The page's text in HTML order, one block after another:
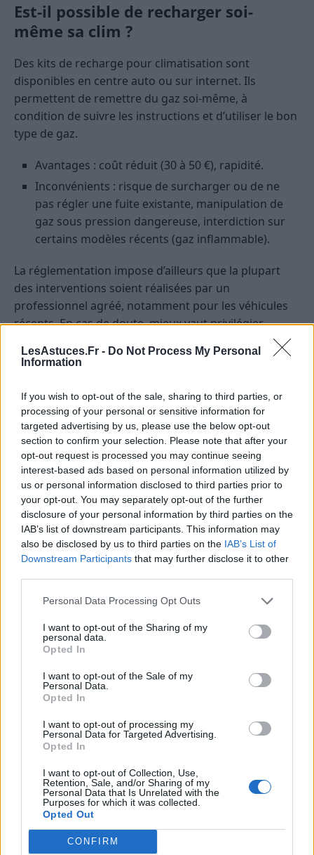
LesAstuces.Fr - Do Not Process My Personal
Information
If you wish to opt-out of the sale, sharing to third parties, or
processing of your personal or sensitive information for
targeted advertising by us, please use the below opt-out
section to confirm your selection. Please note that after your
opt-out request is processed you may continue seeing
interest-based ads based on personal information utilized by
us or personal information disclosed to third parties prior to
your opt-out. You may separately opt-out of the further
disclosure of your personal information by third parties on the
IAB’s list of downstream participants. This information may
also be disclosed by us to third parties on the IAB’s List of
Downstream Participants that may further disclose it to other
Personal Data Processing Opt Outs
I want to opt-out of the Sharing of my
personal data.
Opted In
I want to opt-out of the Sale of my
Personal Data.
Opted In
I want to opt-out of processing my
Personal Data for Targeted Advertising.
Opted In
I want to opt-out of Collection, Use,
Retention, Sale, and/or Sharing of my
Personal Data that Is Unrelated with the
Purposes for which it was collected.
Opted Out
CONFIRM
Est-il possible de recharger soi-
même sa clim ?
Des kits de recharge pour climatisation sont
disponibles en centre auto ou sur internet. Ils
permettent de remettre du gaz soi-même, à
condition de suivre les instructions et d’utiliser le bon
type de gaz.
Avantages : coût réduit (30 à 50 €), rapidité.
Inconvénients : risque de surcharger ou de ne
pas régler une fuite existante, manipulation de
gaz sous pression dangereuse, interdiction sur
certains modèles récents (gaz inflammable).
La réglementation impose d’ailleurs que la plupart
des interventions soient réalisées par un
professionnel agréé, notamment pour les véhicules
récents. En cas de doute, mieux vaut privilégier
réparation ?
Recharge simple :60 à 120 € en moyenne.
Diagnostic avec détection de fuite :30 à 80 €.
Changement de compresseur :400 à 1 200 €.
Remplacement du condenseur :200 à 600 €.
Réparation de fuite sur flexible/joint :50 à 250
€.
Désinfection de l’évaporateur : 30 à 60 €.
Les prix varient fortement selon le modèle de voiture,
le type de gaz et la disponibilité des pièces.
Peut-on rouler sans climatisation ?
En théorie, oui, mais cela impacte fortement le
confort, particulièrement en été ou lors des
fragiles. De plus, une climatisation en panne peut
entraîner une surconsommation de carburant si le
compresseur reste bloqué, et parfois des problèmes
de désembuage.
Pour ceux qui s’intéressent à l’
environnemental du carburant